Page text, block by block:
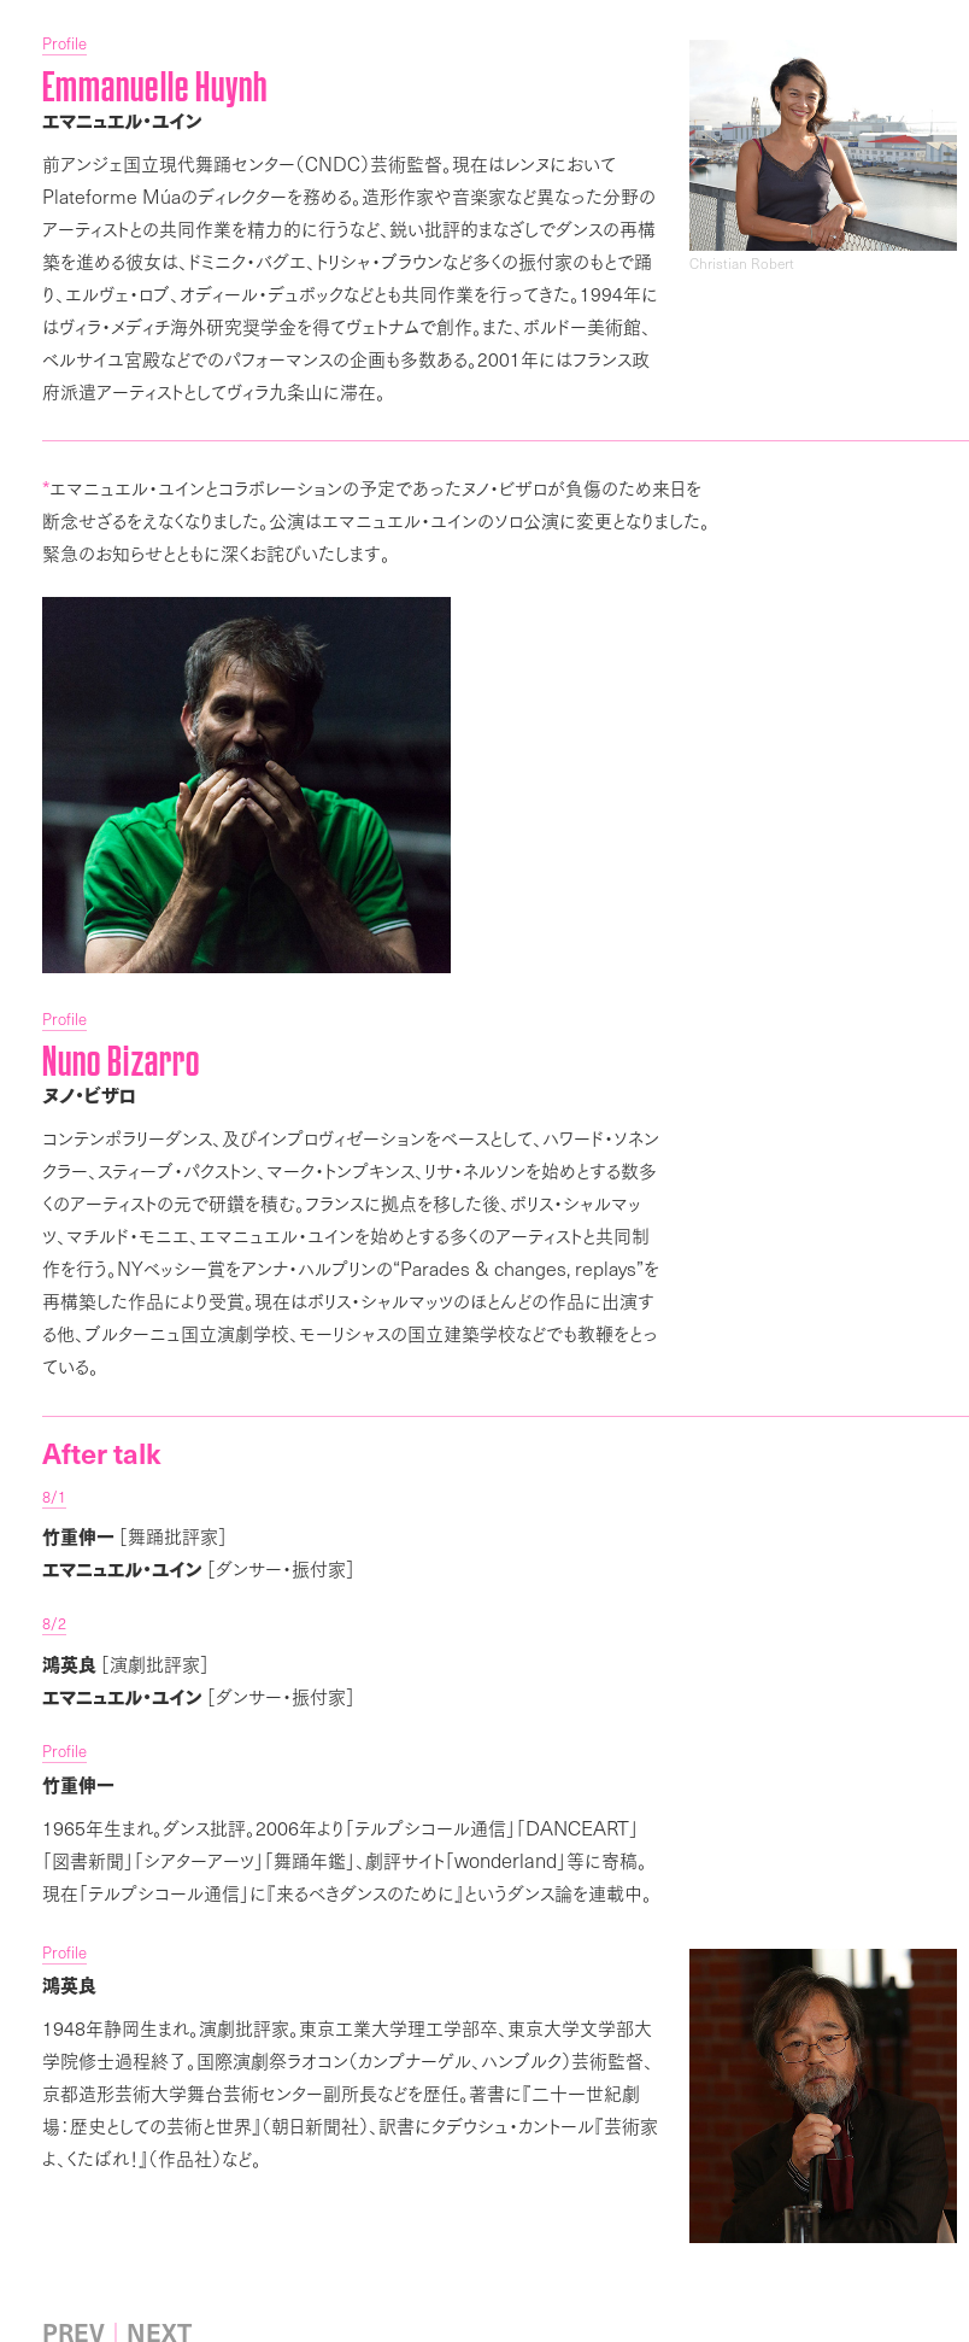
Profile
Emmanuelle Huynh
エマニュエル・ユイン
前アンジェ国立現代舞踊センター（CNDC）芸術監督。現在はレンヌにおいて
Plateforme Múaのディレクターを務める。造形作家や音楽家など異なった分野の
アーティストとの共同作業を精力的に行うなど、鋭い批評的まなざしでダンスの再構
築を進める彼女は、ドミニク・バグエ、トリシャ・ブラウンなど多くの振付家のもとで踊
り、エルヴェ・ロブ、オディール・デュボックなどとも共同作業を行ってきた。1994年に
はヴィラ・メディチ海外研究奨学金を得てヴェトナムで創作。また、ボルドー美術館、
ベルサイユ宮殿などでのパフォーマンスの企画も多数ある。2001 年にはフランス政
府派遣アーティストとしてヴィラ九条山に滞在。
Christian Robert
エマニュエル・ユインとコラボレーションの予定であったヌノ・ビザロが負傷のため来日を
断念せざるをえなくなりました。公演はエマニュエル・ユインのソロ公演に変更となりました。
緊急のお知らせとともに深くお詫びいたします。
Profile
Nuno Bizarro
ヌノ・ビザロ
コンテンポラリーダンス、及びインプロヴィゼーションをベースとして、ハワード・ソネン
クラー、スティーブ・パクストン、マーク・トンプキンス、リサ・ネルソンを始めとする数多
くのアーティストの元で研鑽を積む。フランスに拠点を移した後、ボリス・シャルマッ
ツ、マチルド・モニエ、エマニュエル・ユインを始めとする多くのアーティストと共同制
作を行う。NYベッシー賞をアンナ・ハルプリンの“Parades & changes, replays”を
再構築した作品により受賞。現在はボリス・シャルマッツのほとんどの作品に出演す
る他、ブルターニュ国立演劇学校、モーリシャスの国立建築学校などでも教鞭をとっ
ている。
After talk
8/1
竹重伸一 ［舞踊批評家］
エマニュエル・ユイン ［ダンサー・振付家］
8/2
鴻英良 ［演劇批評家］
エマニュエル・ユイン ［ダンサー・振付家］
Profile
竹重伸一
1965年生まれ。ダンス批評。2006年より「テルプシコール通信」「DANCEART」
「図書新聞」「シアターアーツ」「舞踊年鑑」、劇評サイト「wonderland」等に寄稿。
現在「テルプシコール通信」に『来るべきダンスのために』というダンス論を連載中。
Profile
鴻英良
1948年静岡生まれ。演劇批評家。東京工業大学理工学部卒、東京大学文学部大
学院修士過程終了。国際演劇祭ラオコン（カンプナーゲル、ハンブルク）芸術監督、
京都造形芸術大学舞台芸術センター副所長などを歴任。著書に『二十一世紀劇
場：歴史としての芸術と世界』（朝日新聞社）、訳書にタデウシュ・カントール『芸術家
よ、くたばれ！』（作品社）など。
PREV NEXT